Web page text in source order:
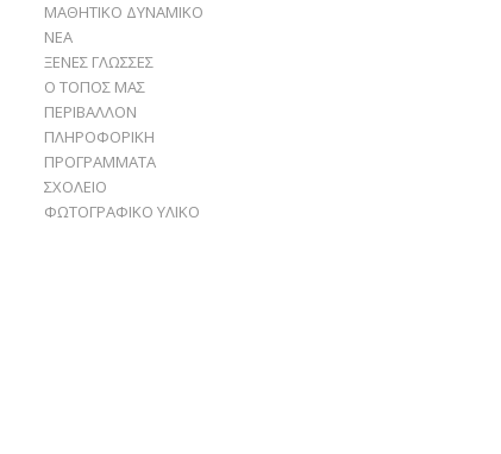
ΜΑΘΗΤΙΚΟ ΔΥΝΑΜΙΚΟ
ΝΕΑ
ΞΕΝΕΣ ΓΛΩΣΣΕΣ
Ο ΤΟΠΟΣ ΜΑΣ
ΠΕΡΙΒΑΛΛΟΝ
ΠΛΗΡΟΦΟΡΙΚΗ
ΠΡΟΓΡΑΜΜΑΤΑ
ΣΧΟΛΕΙΟ
ΦΩΤΟΓΡΑΦΙΚΟ ΥΛΙΚΟ